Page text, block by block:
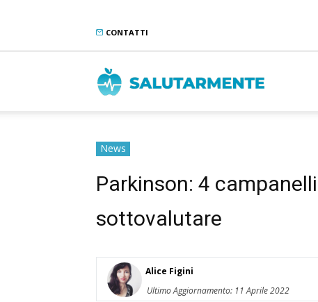
CONTATTI
News
Parkinson: 4
sottovalutare
Alice Figini
Ultimo Aggiornamento: 11 Aprile 2022